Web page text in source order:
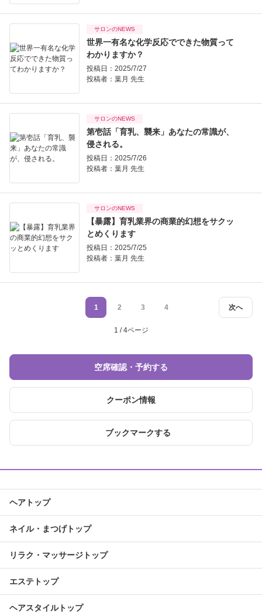
サロンのNEWS
世界一有名な化学反応でできた物質って
わかりますか？
投稿日：2025/7/27
投稿者： 葉月 先生
サロンのNEWS
第壱話「育乳、襲来」あなたの常識が、
侵される。
投稿日：2025/7/26
投稿者： 葉月 先生
サロンのNEWS
【暴露】育乳業界の商業的幻想をサクッ
とめくります
投稿日：2025/7/25
投稿者： 葉月 先生
次へ
1 2 3 4
1 / 4ページ
空席確認・予約する
クーポン情報
ブックマークする
ヘアトップ
ネイル・まつげトップ
リラク・マッサージトップ
エステトップ
ヘアスタイルトップ